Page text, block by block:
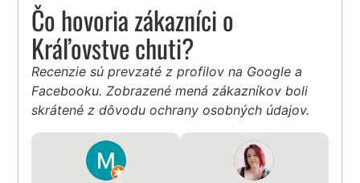
Čo hovoria zákazníci o
Kráľovstve chuti?
Recenzie sú prevzaté z profilov na Google a
Facebooku. Zobrazené mená zákazníkov boli
skrátené z dôvodu ochrany osobných údajov.